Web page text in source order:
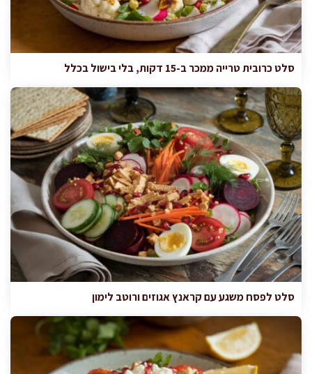
סלט כרובית טרייה ממכר ב-15 דקות, בלי בישול בכלל
סלט לפסח משגע עם קראנץ אגוזים ורוטב לימון